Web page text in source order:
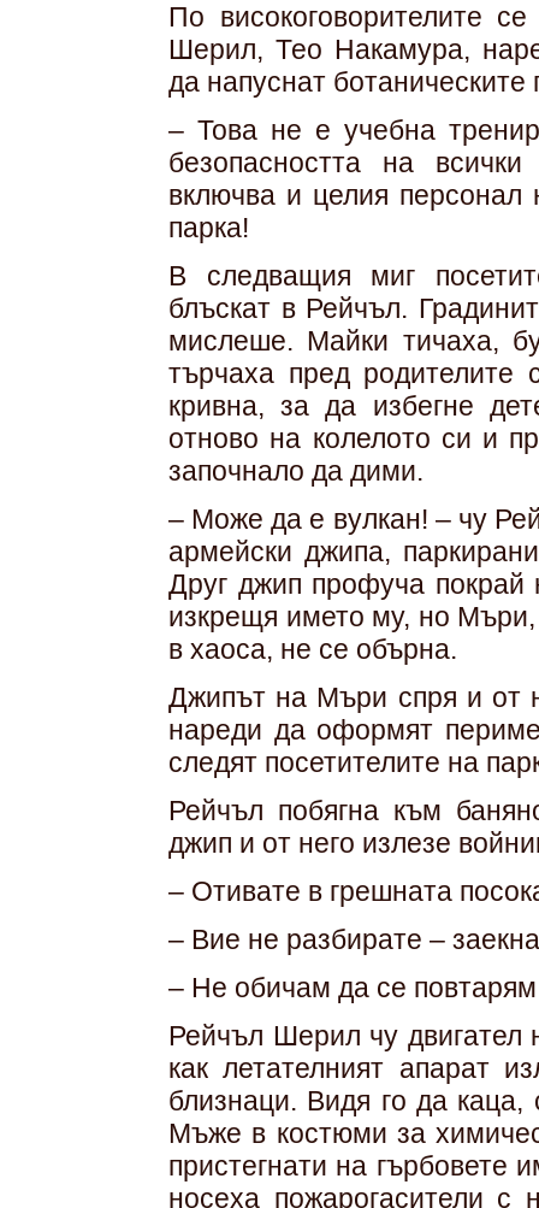
По високоговорителите
Шерил, Тео Накамура,
да напуснат ботаническите
– Това не е учебна
безопасността на
включва и целия персонал
парка!
В следващия миг
блъскат в Рейчъл.
мислеше. Майки тичаха,
търчаха пред родителите
кривна, за да избегне
отново на колелото си и
започнало да дими.
– Може да е вулкан! – чу
армейски джипа,
Друг джип профуча
изкрещя името му, но
в хаоса, не се обърна.
Джипът на Мъри спря и от
нареди да оформят
следят посетителите на
Рейчъл побягна към
джип и от него излезе
– Отивате в грешната
– Вие не разбирате –
– Не обичам да се
Рейчъл Шерил чу двигател
как летателният апарат
близнаци. Видя го да каца,
Мъже в костюми за
пристегнати на гърбовете
носеха пожарогасители с